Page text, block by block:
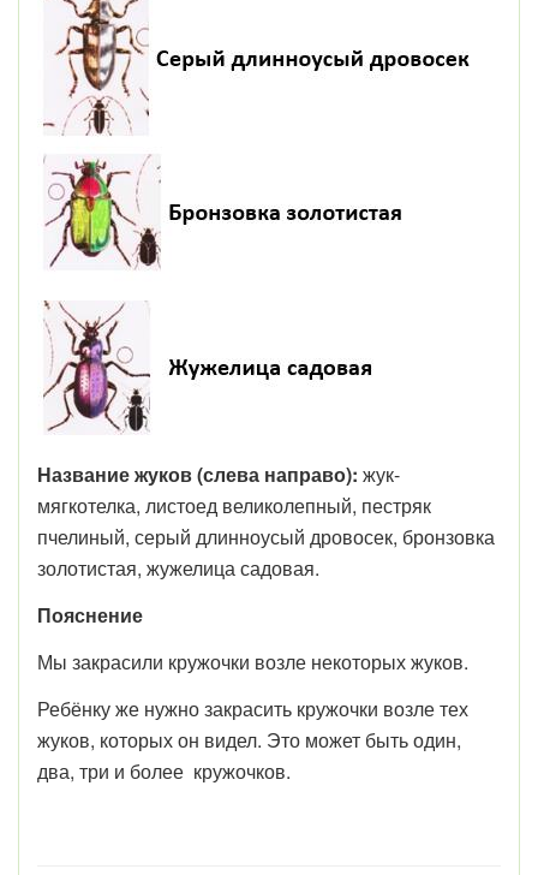
Название жуков (слева направо): жук-
мягкотелка, листоед великолепный, пестряк
пчелиный, серый длинноусый дровосек, бронзовка
золотистая, жужелица садовая.
Пояснение
Мы закрасили кружочки возле некоторых жуков.
Ребёнку же нужно закрасить кружочки возле тех
жуков, которых он видел. Это может быть один,
два, три и более кружочков.